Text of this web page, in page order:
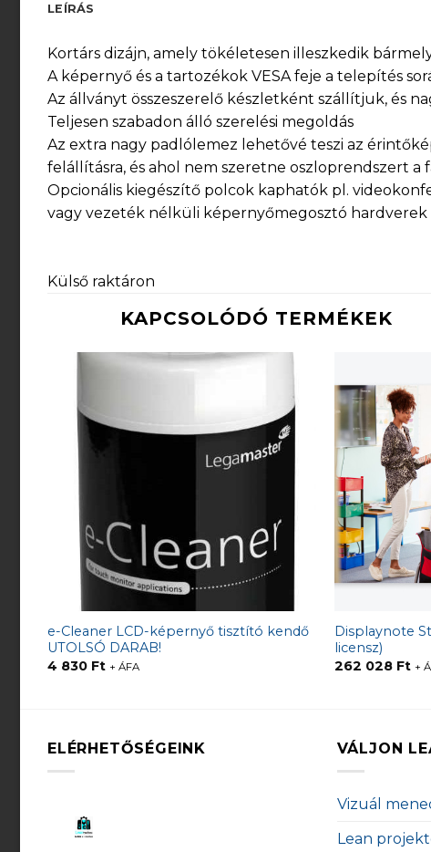
LEÍRÁS
Kortárs dizájn, amely tökéletesen illeszkedik
A képernyő és a tartozékok VESA feje a telepítés
Az állványt összeszerelő készletként szállítjuk, és
Teljesen szabadon álló szerelési megoldás
Az extra nagy padlólemez lehetővé teszi az
felállításra, és ahol nem szeretne oszloprendszert a
Opcionális kiegészítő polcok kaphatók pl.
vagy vezeték nélküli képernyőmegosztó hardverek
Külső raktáron
KAPCSOLÓDÓ TERMÉKEK
e-Cleaner LCD-képernyő tisztító kendő
UTOLSÓ DARAB!
4 830 Ft + ÁFA
Displaynote
licensz)
262 028 Ft +
ELÉRHETŐSÉGEINK VÁLJON
Vizuál
Lean